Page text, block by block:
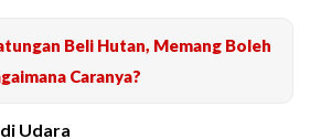
Beli Hutan, Memang Boleh
Caranya?
Udara